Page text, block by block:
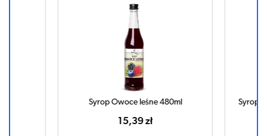
Syrop Owoce leśne 480ml
15,39 zł
Syrop